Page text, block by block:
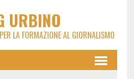
URBINO
LA FORMAZIONE AL GIORNALISMO